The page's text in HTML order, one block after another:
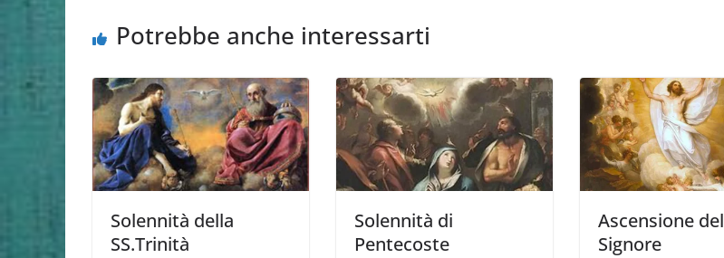
Potrebbe anche interessarti
Solennità della
SS.Trinità
Solennità di
Pentecoste
Ascensione del
Signore